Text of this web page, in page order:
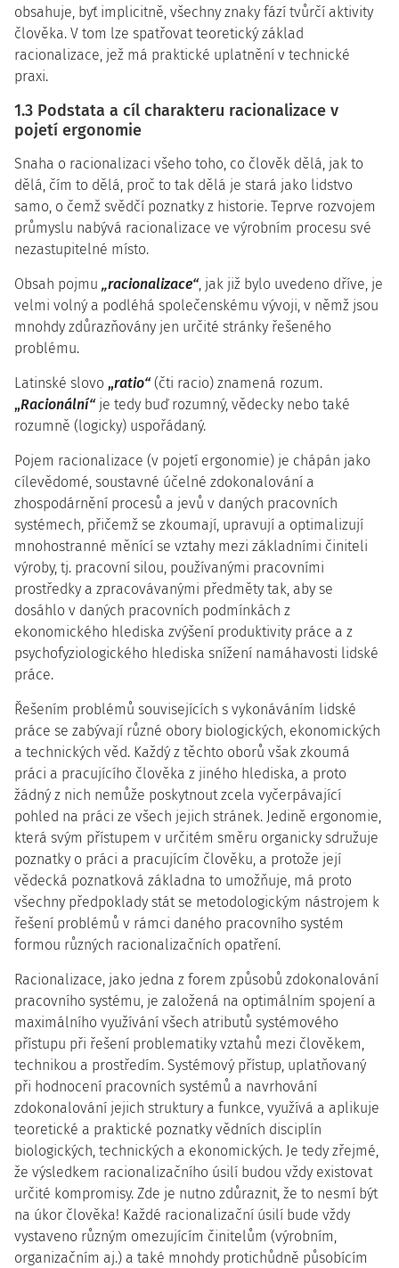
obsahuje, byť implicitně, všechny znaky fází tvůrčí aktivity
člověka. V tom lze spatřovat teoretický základ
racionalizace, jež má praktické uplatnění v technické
praxi.
1.3 Podstata a cíl charakteru racionalizace v
pojetí ergonomie
Snaha o racionalizaci všeho toho, co člověk dělá, jak to
dělá, čím to dělá, proč to tak dělá je stará jako lidstvo
samo, o čemž svědčí poznatky z historie. Teprve rozvojem
průmyslu nabývá racionalizace ve výrobním procesu své
nezastupitelné místo.
Obsah pojmu „racionalizace“, jak již bylo uvedeno dříve, je
velmi volný a podléhá společenskému vývoji, v němž jsou
mnohdy zdůrazňovány jen určité stránky řešeného
problému.
Latinské slovo „ratio“ (čti racio) znamená rozum.
„Racionální“ je tedy buď rozumný, vědecky nebo také
rozumně (logicky) uspořádaný.
Pojem racionalizace (v pojetí ergonomie) je chápán jako
cílevědomé, soustavné účelné zdokonalování a
zhospodárnění procesů a jevů v daných pracovních
systémech, přičemž se zkoumají, upravují a optimalizují
mnohostranné měnící se vztahy mezi základními činiteli
výroby, tj. pracovní silou, používanými pracovními
prostředky a zpracovávanými předměty tak, aby se
dosáhlo v daných pracovních podmínkách z
ekonomického hlediska zvýšení produktivity práce a z
psychofyziologického hlediska snížení namáhavosti lidské
práce.
Řešením problémů souvisejících s vykonáváním lidské
práce se zabývají různé obory biologických, ekonomických
a technických věd. Každý z těchto oborů však zkoumá
práci a pracujícího člověka z jiného hlediska, a proto
žádný z nich nemůže poskytnout zcela vyčerpávající
pohled na práci ze všech jejich stránek. Jedině ergonomie,
která svým přístupem v určitém směru organicky sdružuje
poznatky o práci a pracujícím člověku, a protože její
vědecká poznatková základna to umožňuje, má proto
všechny předpoklady stát se metodologickým nástrojem k
řešení problémů v rámci daného pracovního systém
formou různých racionalizačních opatření.
Racionalizace, jako jedna z forem způsobů zdokonalování
pracovního systému, je založená na optimálním spojení a
maximálního využívání všech atributů systémového
přístupu při řešení problematiky vztahů mezi člověkem,
technikou a prostředím. Systémový přístup, uplatňovaný
při hodnocení pracovních systémů a navrhování
zdokonalování jejich struktury a funkce, využívá a aplikuje
teoretické a praktické poznatky vědních disciplín
biologických, technických a ekonomických. Je tedy zřejmé,
že výsledkem racionalizačního úsilí budou vždy existovat
určité kompromisy. Zde je nutno zdůraznit, že to nesmí být
na úkor člověka! Každé racionalizační úsilí bude vždy
vystaveno různým omezujícím činitelům (výrobním,
organizačním aj.) a také mnohdy protichůdně působícím